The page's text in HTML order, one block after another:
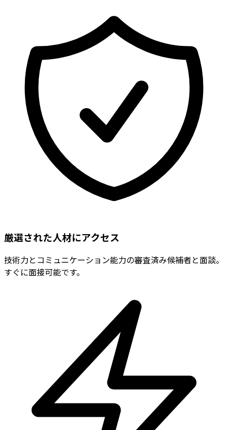
厳選された人材にアクセス
技術力とコミュニケーション能力の審査済み候補者と面談。
すぐに面接可能です。